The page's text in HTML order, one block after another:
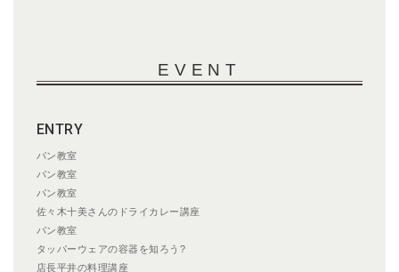
EVENT
ENTRY
パン教室
パン教室
パン教室
佐々木十美さんのドライカレー講座
パン教室
タッパーウェアの容器を知ろう?
店長平井の料理講座